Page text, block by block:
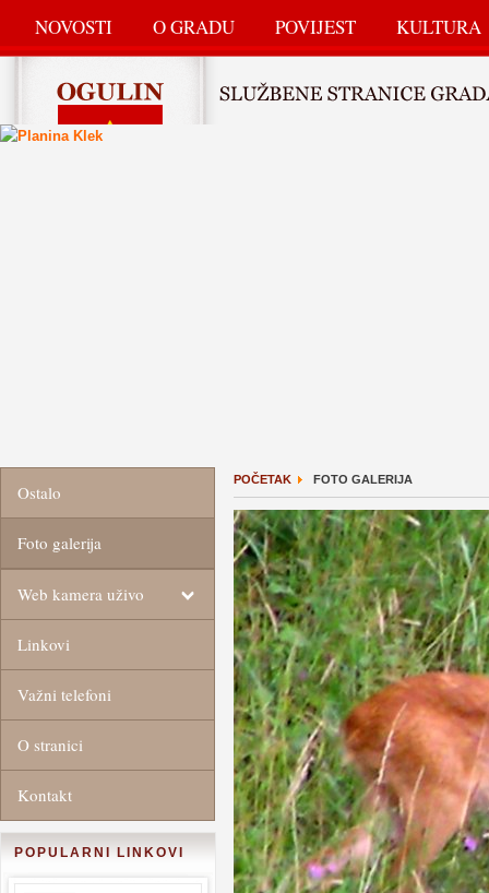
NOVOSTI O GRADU POVIJEST KULTURA
Ostalo
Foto galerija
Web kamera uživo
Linkovi
Važni telefoni
O stranici
Kontakt
POPULARNI LINKOVI
POČETAK FOTO GALERIJA